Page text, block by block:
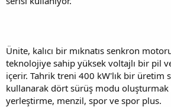
Ünite, kalıcı bir mıknatıs senkron
teknolojiye sahip yüksek voltajlı bir pil
içerir. Tahrik treni 400 kW'lık bir üretim
kullanarak dört sürüş modu
yerleştirme, menzil, spor ve spor plus.